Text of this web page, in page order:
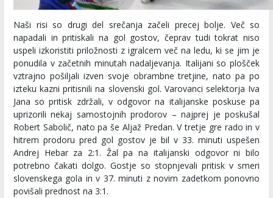
Naši risi so drugi del srečanja začeli precej bolje. Več so
napadali in pritiskali na gol gostov, čeprav tudi tokrat niso
uspeli izkoristiti priložnosti z igralcem več na ledu, ki se jim je
ponudila v začetnih minutah nadaljevanja. Italijani so plošček
vztrajno pošiljali izven svoje obrambne tretjine, nato pa po
izteku kazni pritisnili na slovenski gol. Varovanci selektorja Iva
Jana so pritisk zdržali, v odgovor na italijanske poskuse pa
uprizorili nekaj samostojnih prodorov – najprej je poskušal
Robert Sabolič, nato pa še Aljaž Predan. V tretje gre rado in v
hitrem prodoru pred gol gostov je bil v 33. minuti uspešen
Andrej Hebar za 2:1. Žal pa na italijanski odgovor ni bilo
potrebno čakati dolgo. Gostje so stopnjevali pritisk v smeri
slovenskega gola in v 37. minuti z novim zadetkom ponovno
povišali prednost na 3:1.